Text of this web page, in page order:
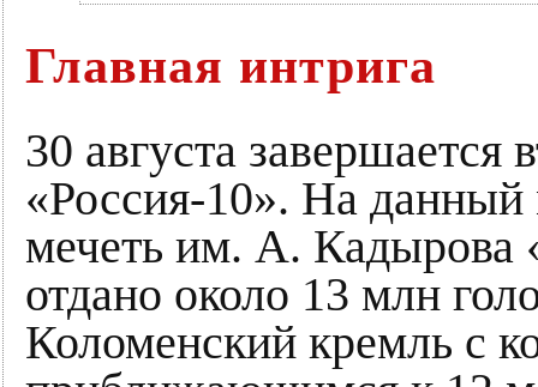
Главная интрига
30 августа завершается
«Россия-10». На данный
мечеть им. А. Кадырова
отдано около 13 млн
Коломенский кремль с